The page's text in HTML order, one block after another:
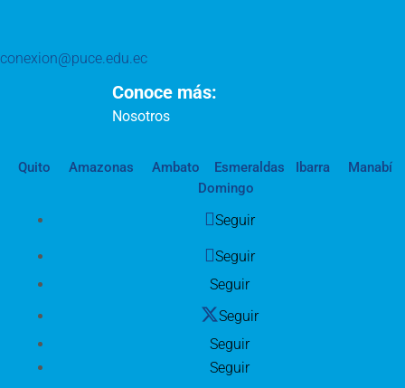
conexion@puce.edu.ec
Conoce más:
Nosotros
Quito Amazonas Ambato Esmeraldas Ibarra
Manabí
Domingo
Seguir
Seguir
Seguir
Seguir
Seguir
Seguir